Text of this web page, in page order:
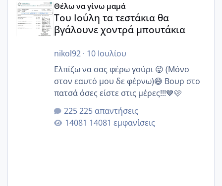
Θέλω να γίνω μαμά
Του Ιούλη τα τεστάκια θα
βγάλουνε χοντρά μπουτάκια
nikol92· 10 Ιουλίου
Ελπίζω να σας φέρω γούρι 😜 (Μόνο
στον εαυτό μου δε φέρνω)😅 Βουρ στο
πατσά όσες είστε στις μέρες!!!💙🩷
225 απαντήσεις
14081 εμφανίσεις